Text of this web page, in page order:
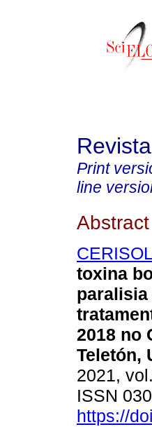
Print
line
Abstract
toxina
2018 no
Teletón,
2021,
ISSN
https://